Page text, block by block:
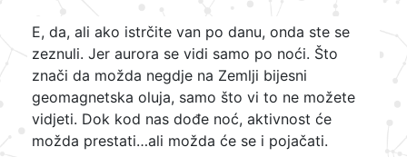
E, da, ali ako istrčite van po danu, onda ste se
zeznuli. Jer aurora se vidi samo po noći. Što
znači da možda negdje na Zemlji bijesni
geomagnetska oluja, samo što vi to ne možete
vidjeti. Dok kod nas dođe noć, aktivnost će
možda prestati…ali možda će se i pojačati.